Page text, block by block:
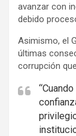
avanzar con
debido
Asimismo, el
últimas
corrupción